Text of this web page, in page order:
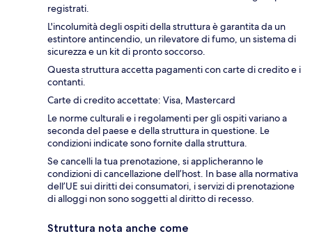
registrati.
L'incolumità degli ospiti della struttura è garantita da un
estintore antincendio, un rilevatore di fumo, un sistema di
sicurezza e un kit di pronto soccorso.
Questa struttura accetta pagamenti con carte di credito e i
contanti.
Carte di credito accettate: Visa, Mastercard
Le norme culturali e i regolamenti per gli ospiti variano a
seconda del paese e della struttura in questione. Le
condizioni indicate sono fornite dalla struttura.
Se cancelli la tua prenotazione, si applicheranno le
condizioni di cancellazione dell’host. In base alla normativa
dell’UE sui diritti dei consumatori, i servizi di prenotazione
di alloggi non sono soggetti al diritto di recesso.
Struttura nota anche come